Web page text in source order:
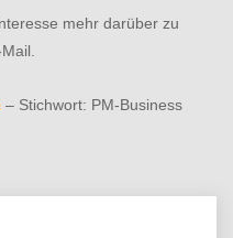
mehr darüber zu
– Stichwort: PM-Business